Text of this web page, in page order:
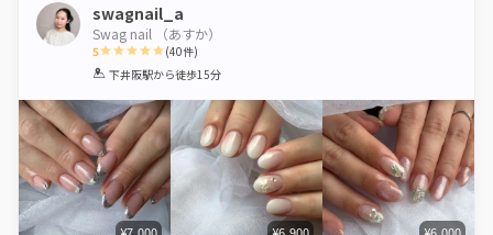
swagnail_a
Swag nail （あすか）
5
1 2 3 4 5
(40件)
下井阪駅から徒歩15分